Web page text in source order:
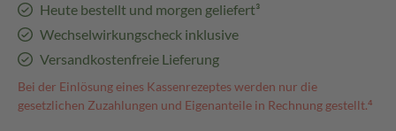
Heute bestellt und morgen geliefert³
Wechselwirkungscheck inklusive
Versandkostenfreie Lieferung
Bei der Einlösung eines Kassenrezeptes werden nur die
gesetzlichen Zuzahlungen und Eigenanteile in Rechnung gestellt.⁴